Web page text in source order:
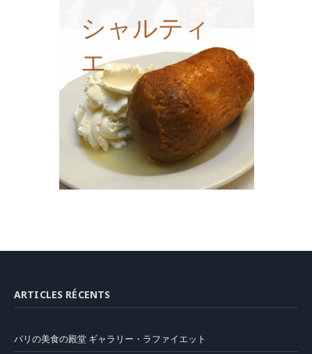
シャルティ
エ
ARTICLES RÉCENTS
パリの美食の殿堂 ギャラリー・ラファイエット